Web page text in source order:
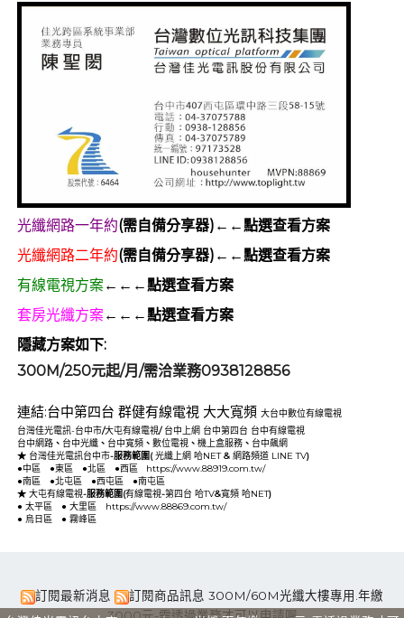
光纖網路一年約(需自備分享器)←←點選查看方案
光纖網路二年約(需自備分享器)←←點選查看方案
有線電視方案←←←點選查看方案
套房光纖方案←←←點選查看方案
隱藏方案如下:
300M/250元起/月/需洽業務0938128856
連結:台中第四台 群健有線電視 大大寬頻 大台中數位有線電視
台灣佳光電訊-台中市/大屯有線電視/ 台中上網 台中第四台 台中有線電視
台中網路、 台中光纖、 台中寬頻、 數位電視、 機上盒服務、 台中飆網
★ 台灣佳光電訊台中市-服務範圍(光纖上網 哈NET& 網路頻道 LINE TV)
●中區 ●東區 ●北區 ●西區
https://www.88919.com.tw/
●南區 ●北屯區 ●西屯區 ●南屯區
★ 大屯有線電視-服務範圍(有線電視-第四台 哈TV&寬頻 哈NET)
● 太平區 ● 大里區
https://www.88869.com.tw/
● 烏日區 ● 霧峰區
訂閱最新消息 訂閱商品訊息 300M/60M光纖大樓專用.年繳